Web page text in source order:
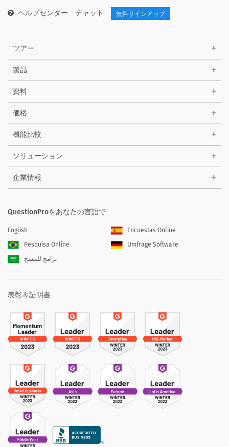
ヘルプセンター チャット 無料サインアップ
ツアー
製品
資料
価格
機能比較
ソリューション
企業情報
QuestionProをあなたの言語で
English
Encuestas Online
Pesquisa Online
Umfrage Software
برامج للمسح
表彰＆証明書